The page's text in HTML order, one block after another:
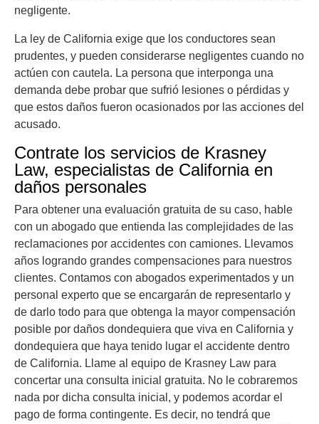
negligente.
La ley de California exige que los conductores sean
prudentes, y pueden considerarse negligentes cuando no
actúen con cautela. La persona que interponga una
demanda debe probar que sufrió lesiones o pérdidas y
que estos daños fueron ocasionados por las acciones del
acusado.
Contrate los servicios de Krasney
Law, especialistas de California en
daños personales
Para obtener una evaluación gratuita de su caso, hable
con un abogado que entienda las complejidades de las
reclamaciones por accidentes con camiones. Llevamos
años logrando grandes compensaciones para nuestros
clientes. Contamos con abogados experimentados y un
personal experto que se encargarán de representarlo y
de darlo todo para que obtenga la mayor compensación
posible por daños dondequiera que viva en California y
dondequiera que haya tenido lugar el accidente dentro
de California. Llame al equipo de Krasney Law para
concertar una consulta inicial gratuita. No le cobraremos
nada por dicha consulta inicial, y podemos acordar el
pago de forma contingente. Es decir, no tendrá que